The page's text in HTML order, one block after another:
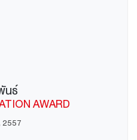
นธ์
AWARD
2557